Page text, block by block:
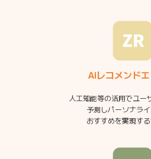
AIレコメンド
人工知能等の活用でユー
予測しパーソナラ
おすすめを実現す